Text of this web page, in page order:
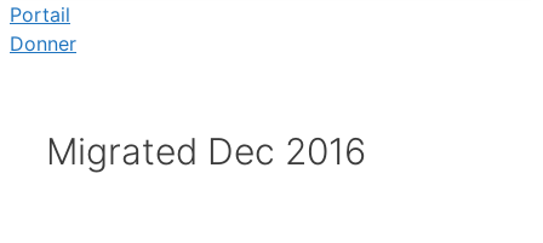
Portail
Donner
Migrated Dec 2016